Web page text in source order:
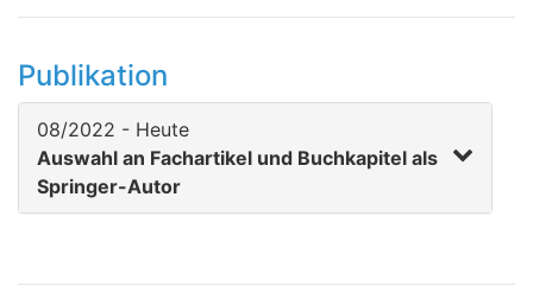
Publikation
08/2022 - Heute
Auswahl an Fachartikel und Buchkapitel als
Springer-Autor